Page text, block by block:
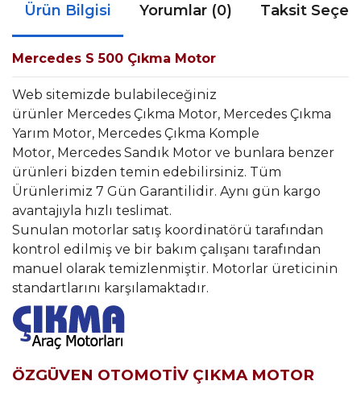
Ürün Bilgisi Yorumlar (0) Taksit
Mercedes S 500 Çıkma Motor
Web sitemizde bulabileceğiniz
ürünler Mercedes Çıkma Motor, Mercedes Çıkma
Yarım Motor, Mercedes Çıkma Komple
Motor, Mercedes Sandık Motor ve bunlara benzer
ürünleri bizden temin edebilirsiniz. Tüm
Ürünlerimiz 7 Gün Garantilidir. Aynı gün kargo
avantajıyla hızlı teslimat.
Sunulan motorlar satış koordinatörü tarafından
kontrol edilmiş ve bir bakım çalışanı tarafından
manuel olarak temizlenmiştir. Motorlar üreticinin
standartlarını karşılamaktadır.
ÖZGÜVEN OTOMOTİV ÇIKMA MOTOR